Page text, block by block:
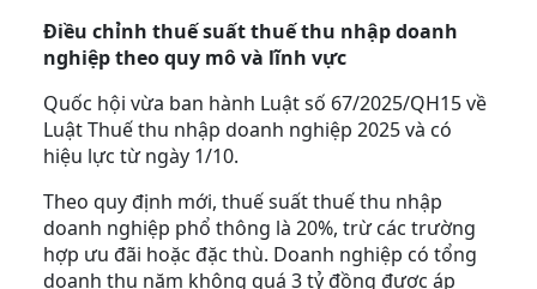
Điều chỉnh thuế suất thuế thu nhập doanh
nghiệp theo quy mô và lĩnh vực
Quốc hội vừa ban hành Luật số 67/2025/QH15 về
Luật Thuế thu nhập doanh nghiệp 2025 và có
hiệu lực từ ngày 1/10.
Theo quy định mới, thuế suất thuế thu nhập
doanh nghiệp phổ thông là 20%, trừ các trường
hợp ưu đãi hoặc đặc thù. Doanh nghiệp có tổng
doanh thu năm không quá 3 tỷ đồng được áp